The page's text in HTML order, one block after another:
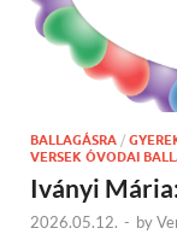
BALLAGÁSRA /
VERSEK ÓVODAI
Iványi
2026.05.12. - by